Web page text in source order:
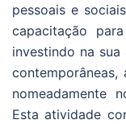
pessoais e
capacitação
investindo na
nomeadamente
Esta atividade